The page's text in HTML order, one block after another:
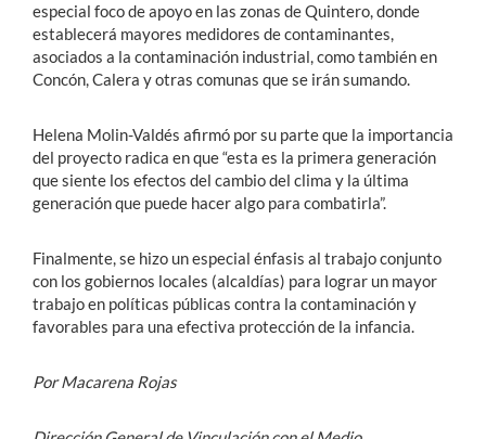
especial foco de apoyo en las zonas de Quintero, donde
establecerá mayores medidores de contaminantes,
asociados a la contaminación industrial, como también en
Concón, Calera y otras comunas que se irán sumando.
Helena Molin-Valdés afirmó por su parte que la importancia
del proyecto radica en que “esta es la primera generación
que siente los efectos del cambio del clima y la última
generación que puede hacer algo para combatirla”.
Finalmente, se hizo un especial énfasis al trabajo conjunto
con los gobiernos locales (alcaldías) para lograr un mayor
trabajo en políticas públicas contra la contaminación y
favorables para una efectiva protección de la infancia.
Por Macarena Rojas